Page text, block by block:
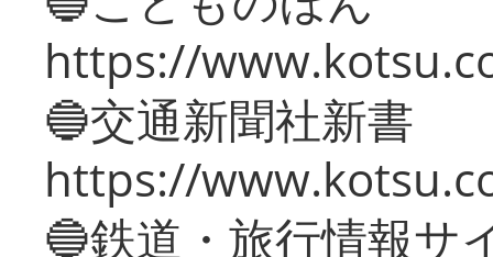
https://
🔵交通新聞社新書
https://
🔵鉄道・旅行情報サ